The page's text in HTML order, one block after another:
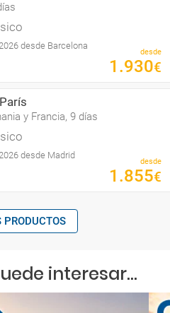
desde Barcelona
desde
1 .930€
y Francia, 9 días
desde Madrid
desde
1 .855€
PRODUCTOS
interesar...